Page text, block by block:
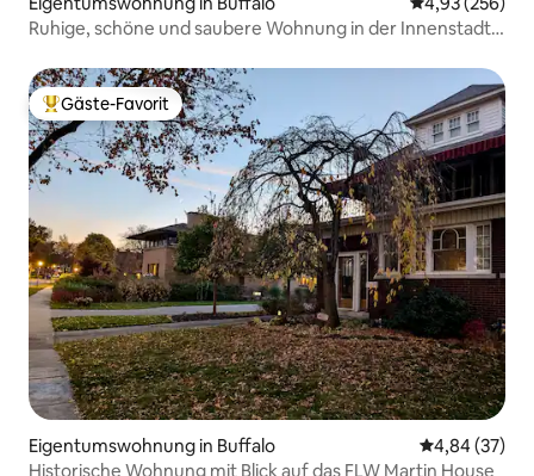
Ruhige, schöne und saubere Wohnung in der Innenstadt
Beliebter Gäste-Favorit.
Gäste-Favorit
Eigentumswohnung in Buffalo
4,84 (37)
Historische Wohnung mit Blick auf das FLW Martin House